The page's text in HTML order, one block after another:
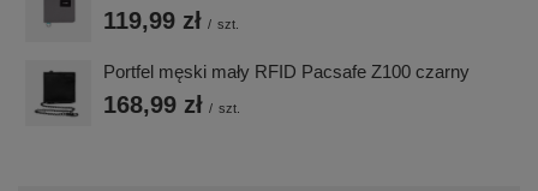
119,99 zł / szt.
Portfel męski mały RFID Pacsafe Z100 czarny
168,99 zł / szt.